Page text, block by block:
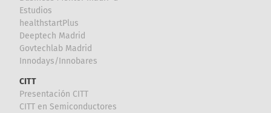
Estudios
healthstartPlus
Deeptech Madrid
Govtechlab Madrid
Innodays/Innobares
CITT
Presentación CITT
CITT en Semiconductores